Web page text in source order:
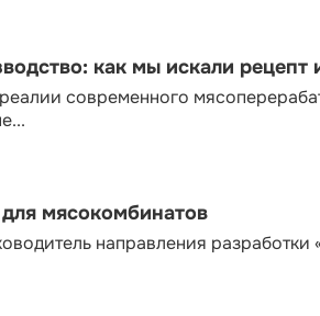
как мы искали рецепт
современного
мясокомбинатов
направления разработки